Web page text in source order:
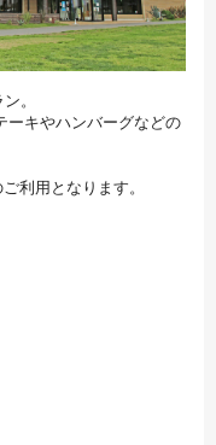
。
ーキやハンバーグなどの
利用となります。